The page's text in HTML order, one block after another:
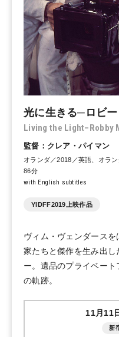
光に生きる─ロビ
Living the Light–Robby
監督：クレア・パイマン
オランダ／2018／英語、オラ
86分
with English subtitles
YIDFF2019上映作品
ヴィム・ヴェンダース
家たちと傑作を生み出し
ー。遺品のプライベート
の軌跡。
11月11
新